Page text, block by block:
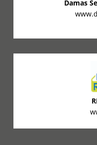
Damas